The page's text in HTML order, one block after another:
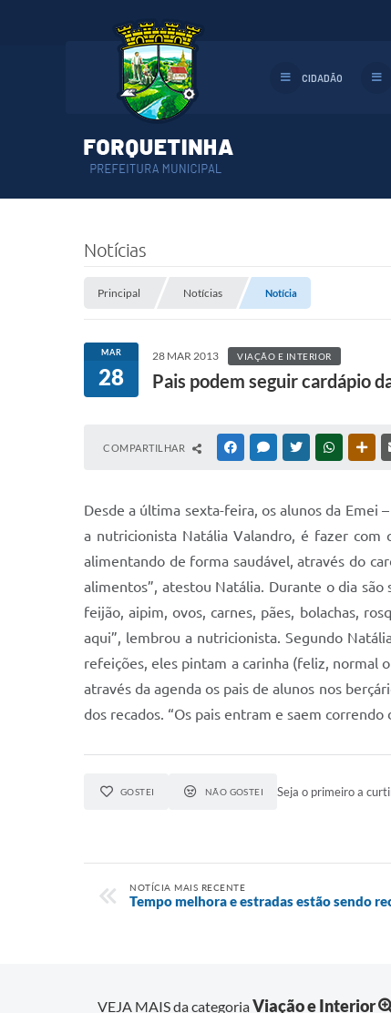
CIDADÃO
Notícias
Principal Notícias Notícia
MAR
28
28 MAR 2013 VIAÇÃO E INTERIOR
Pais podem seguir cardápio
COMPARTILHAR FACEBOOKMESSENGER
TWITTERWHATSAPP
Desde a última sexta-feira, os alunos da Emei
a nutricionista Natália Valandro, é fazer com
alimentando de forma saudável, através do
alimentos”, atestou Natália. Durante o dia
feijão, aipim, ovos, carnes, pães, bolachas,
aqui”, lembrou a nutricionista. Segundo
refeições, eles pintam a carinha (feliz, normal
através da agenda os pais de alunos nos
dos recados. “Os pais entram e saem
GOSTEI NÃO GOSTEI Seja o primeiro a
NOTÍCIA MAIS RECENTE
Tempo melhora e estradas estão sendo
VEJA MAIS da categoriaViação e Interior